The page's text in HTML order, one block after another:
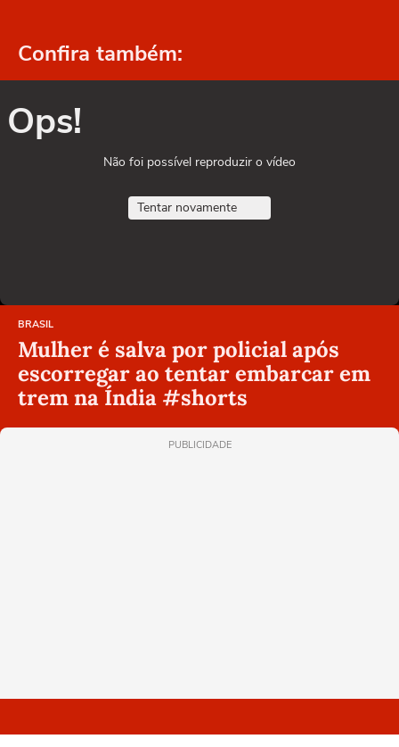
Confira também:
Ops!
Não foi possível reproduzir o vídeo
Tentar novamente
BRASIL
Mulher é salva por policial após
escorregar ao tentar embarcar em
trem na Índia #shorts
PUBLICIDADE